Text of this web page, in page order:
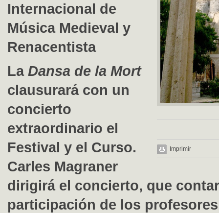
Imprimir
Internacional de
Música Medieval y
Renacentista
La Dansa de la Mort
clausurará con un
concierto
extraordinario el
Festival y el Curso.
Carles Magraner
dirigirá el concierto, que
participación de los